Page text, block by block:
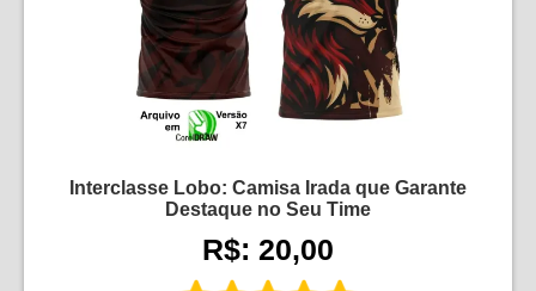
Interclasse Lobo: Camisa Irada que Garante
Destaque no Seu Time
R$: 20,00